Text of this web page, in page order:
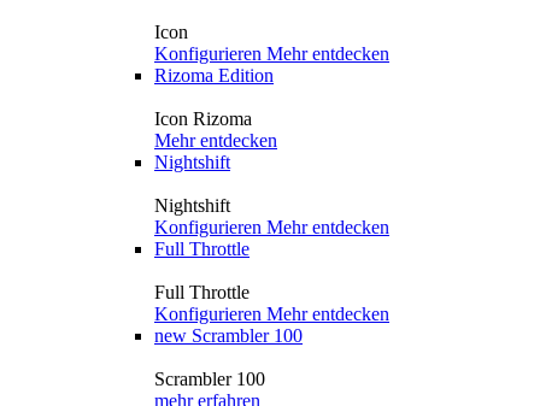
Icon
Konfigurieren Mehr entdecken
Rizoma Edition
Icon Rizoma
Mehr entdecken
Nightshift
Nightshift
Konfigurieren Mehr entdecken
Full Throttle
Full Throttle
Konfigurieren Mehr entdecken
new Scrambler 100
Scrambler 100
mehr erfahren